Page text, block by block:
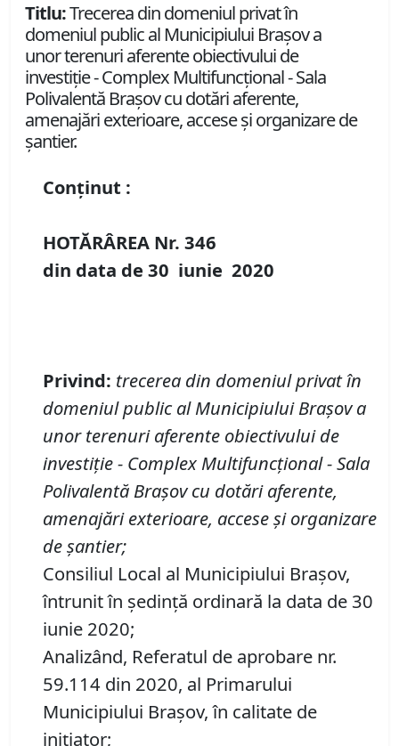
Titlu:Trecerea din domeniul privat în
domeniul public al Municipiului Brașov a
unor terenuri aferente obiectivului de
investiție - Complex Multifuncțional - Sala
Polivalentă Brașov cu dotări aferente,
amenajări exterioare, accese și organizare de
șantier.
Conținut :
HOTĂRÂREA Nr. 346
din data de 30 iunie 2020
Privind: trecerea din domeniul privatîn
domeniul public al Municipiului Brașov a
unor terenuri aferente obiectivului de
investiție- Complex Multifuncțional-Sala
Polivalentă Brașov cu dotări aferente,
amenajări exterioare, acceseși organizare
deșantier;
Consiliul Local al Municipiului Brașov,
întrunit în ședință ordinară la data de 30
iunie 2020;
Analizând, Referatul de aprobare nr.
59.114 din 2020, al Primarului
Municipiului Brașov, în calitate de
inițiator;